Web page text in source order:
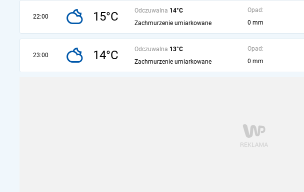
22:00 15°C Odczuwalna 14°C
Zachmurzenie umiarkowane
Opad:
0 mm
23:00 14°C Odczuwalna 13°C
Zachmurzenie umiarkowane
Opad:
0 mm